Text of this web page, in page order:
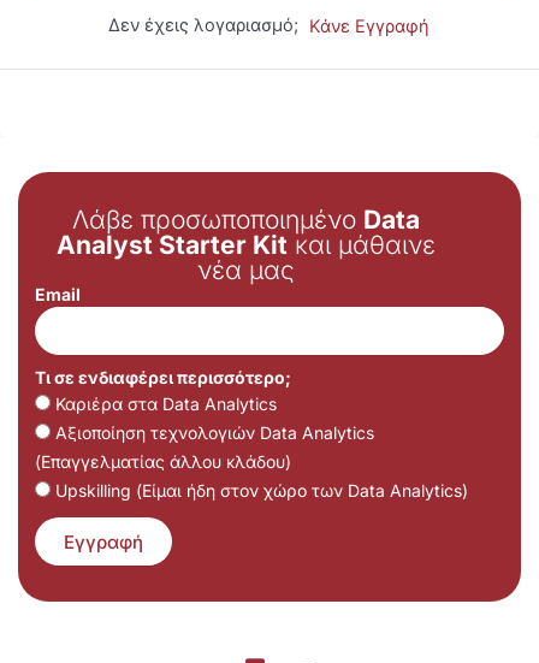
Δεν έχεις λογαριασμό; Κάνε Εγγραφή
Λάβε προσωποποιημένο Data
Analyst Starter Kit και μάθαινε
νέα μας
Email
Τι σε ενδιαφέρει περισσότερο;
Καριέρα στα Data Analytics
Αξιοποίηση τεχνολογιών Data Analytics
(Επαγγελματίας άλλου κλάδου)
Upskilling (Είμαι ήδη στον χώρο των Data Analytics)
Εγγραφή